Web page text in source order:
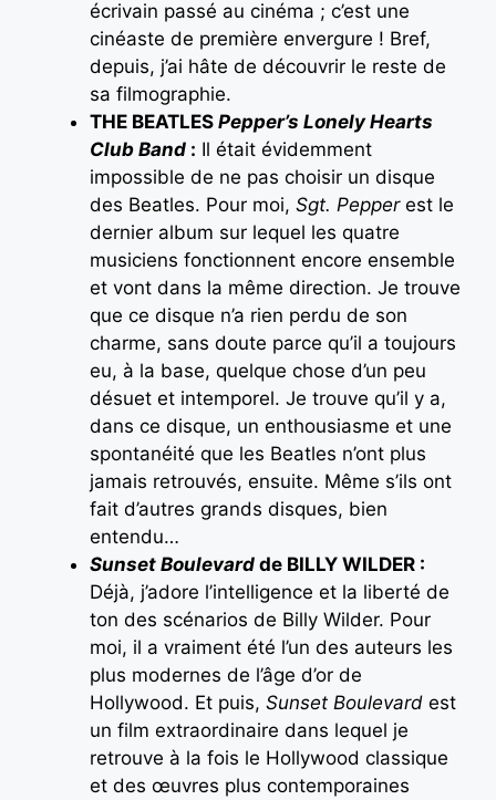
écrivain passé au cinéma ; c’est une
cinéaste de première envergure ! Bref,
depuis, j’ai hâte de découvrir le reste de
sa filmographie.
THE BEATLES Pepper’s Lonely Hearts
Club Band : Il était évidemment
impossible de ne pas choisir un disque
des Beatles. Pour moi, Sgt. Pepperest le
dernier album sur lequel les quatre
musiciens fonctionnent encore ensemble
et vont dans la même direction. Je trouve
que ce disque n’a rien perdu de son
charme, sans doute parce qu’il a toujours
eu, à la base, quelque chose d’un peu
désuet et intemporel. Je trouve qu’il y a,
dans ce disque, un enthousiasme et une
spontanéité que les Beatles n’ont plus
jamais retrouvés, ensuite. Même s’ils ont
fait d’autres grands disques, bien
entendu…
Sunset Boulevard de BILLY WILDER :
Déjà, j’adore l’intelligence et la liberté de
ton des scénarios de Billy Wilder. Pour
moi, il a vraiment été l’un des auteurs les
plus modernes de l’âge d’or de
Hollywood. Et puis, Sunset Boulevard est
un film extraordinaire dans lequel je
retrouve à la fois le Hollywood classique
et des œuvres plus contemporaines